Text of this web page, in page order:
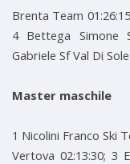
Brenta Team
4 Bettega Simone
Gabriele Sf Val Di
Master maschile
1 Nicolini Franco Ski
Vertova 02:13:30; 3